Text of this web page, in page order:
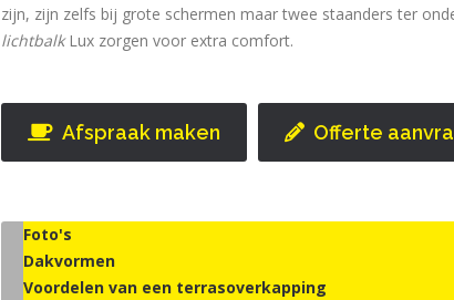
zijn, zijn zelfs bij grote schermen maar twee staanders ter
lichtbalkLux zorgen voor extra comfort.
Afspraak maken Offerte
Foto's
Dakvormen
Voordelen van een terrasoverkapping